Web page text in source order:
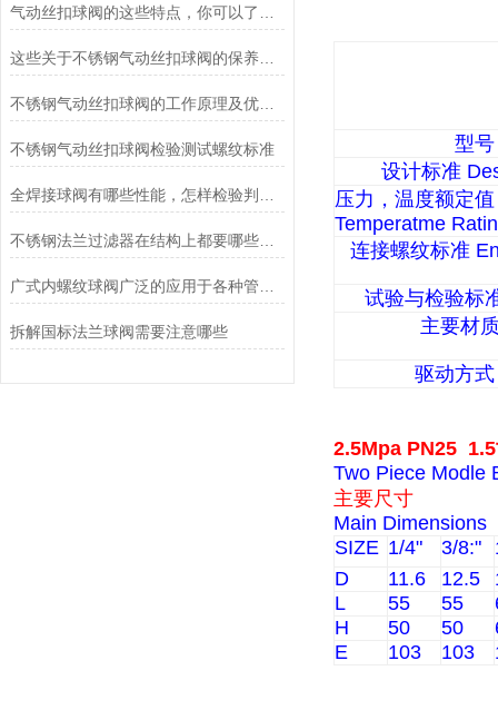
这些关于不锈钢气动丝扣球阀的保养常识，你一定要知道
不锈钢气动丝扣球阀的工作原理及优点说明
不锈钢气动丝扣球阀检验测试螺纹标准
不锈钢法兰过滤器在结构上都要哪些特点？
拆解国标法兰球阀需要注意哪些
型号
设计标准
压力，温度额定值
Temperatme
连接螺纹标准
试验与检验标
主要材
驱动方式
2.5Mpa PN25
Two Piece Modle
主要尺寸
Main Dimensions
SIZE 1/4" 3/8:"
D
11.6 12.5
L
55 55
H
50 50
E
103 103